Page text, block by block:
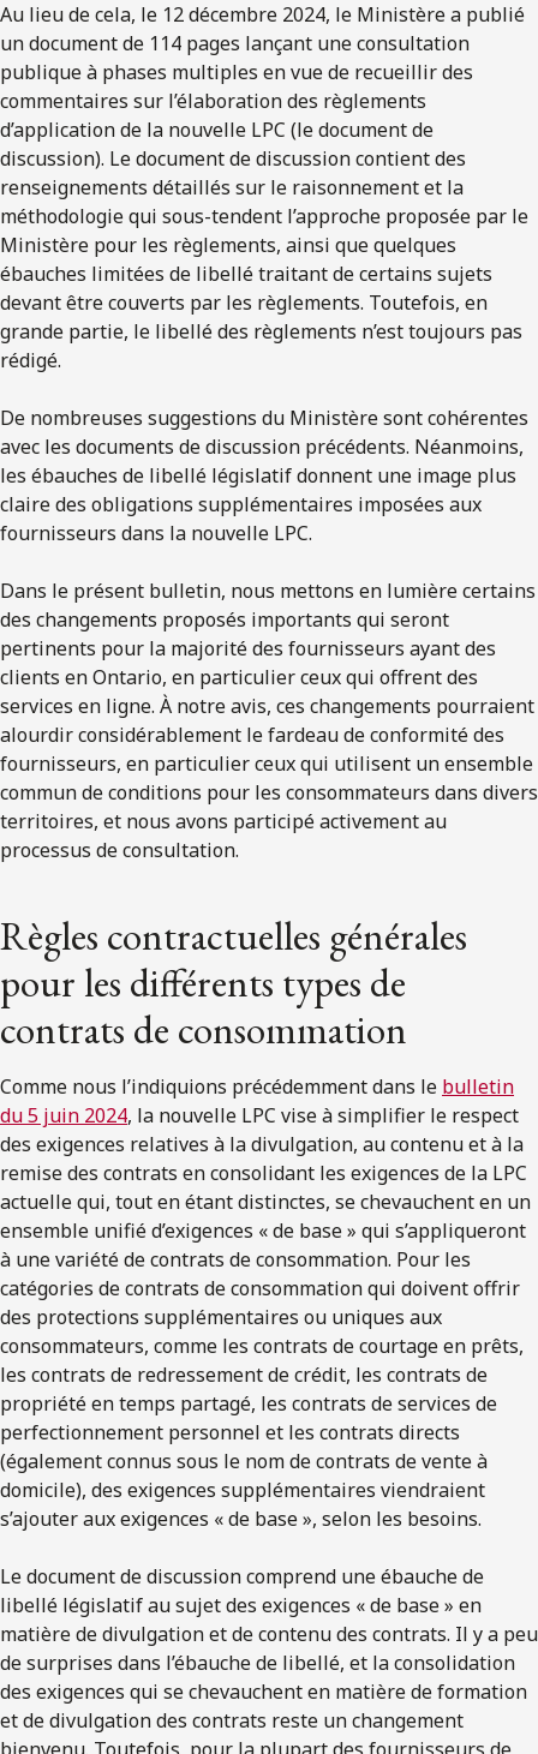
Au lieu de cela, le 12 décembre 2024, le Ministère a publié
un document de 114 pages lançant une consultation
publique à phases multiples en vue de recueillir des
commentaires sur l’élaboration des règlements
d’application de la nouvelle LPC (le document de
discussion). Le document de discussion contient des
renseignements détaillés sur le raisonnement et la
méthodologie qui sous-tendent l’approche proposée par le
Ministère pour les règlements, ainsi que quelques
ébauches limitées de libellé traitant de certains sujets
devant être couverts par les règlements. Toutefois, en
grande partie, le libellé des règlements n’est toujours pas
rédigé.
De nombreuses suggestions du Ministère sont cohérentes
avec les documents de discussion précédents. Néanmoins,
les ébauches de libellé législatif donnent une image plus
claire des obligations supplémentaires imposées aux
fournisseurs dans la nouvelle LPC.
Dans le présent bulletin, nous mettons en lumière certains
des changements proposés importants qui seront
pertinents pour la majorité des fournisseurs ayant des
clients en Ontario, en particulier ceux qui offrent des
services en ligne. À notre avis, ces changements pourraient
alourdir considérablement le fardeau de conformité des
fournisseurs, en particulier ceux qui utilisent un ensemble
commun de conditions pour les consommateurs dans divers
territoires, et nous avons participé activement au
processus de consultation.
Règles contractuelles générales
pour les différents types de
contrats de consommation
Comme nous l’indiquions précédemment dans le bulletin
du 5 juin 2024, la nouvelle LPC vise à simplifier le respect
des exigences relatives à la divulgation, au contenu et à la
remise des contrats en consolidant les exigences de la LPC
actuelle qui, tout en étant distinctes, se chevauchent en un
ensemble unifié d’exigences « de base » qui s’appliqueront
à une variété de contrats de consommation. Pour les
catégories de contrats de consommation qui doivent offrir
des protections supplémentaires ou uniques aux
consommateurs, comme les contrats de courtage en prêts,
les contrats de redressement de crédit, les contrats de
propriété en temps partagé, les contrats de services de
perfectionnement personnel et les contrats directs
(également connus sous le nom de contrats de vente à
domicile), des exigences supplémentaires viendraient
s’ajouter aux exigences « de base », selon les besoins.
Le document de discussion comprend une ébauche de
libellé législatif au sujet des exigences « de base » en
matière de divulgation et de contenu des contrats. Il y a peu
de surprises dans l’ébauche de libellé, et la consolidation
des exigences qui se chevauchent en matière de formation
et de divulgation des contrats reste un changement